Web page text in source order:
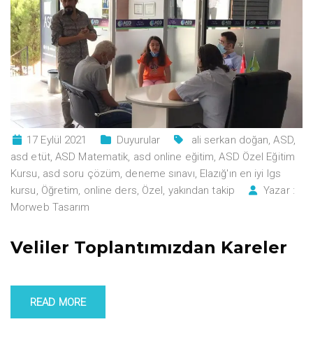
17 Eylül 2021 Duyurular ali serkan doğan,ASD,
asd etüt,ASD Matematik, asd online eğitim,ASD Özel Eğitim
Kursu, asd soru çözüm, deneme sınavı, Elazığ'ın en iyi lgs
kursu, Öğretim, online ders, Özel, yakından takip
Yazar :
Morweb Tasarım
Veliler Toplantımızdan Kareler
READ MORE